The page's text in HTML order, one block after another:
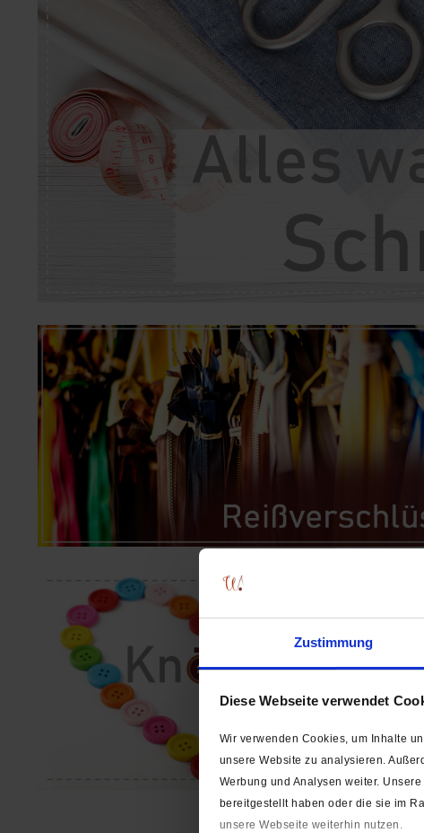
Zustimmung
Diese Webseite verwendet
Wir verwenden Cookies, um Inhalte
unsere Website zu analysieren.
Werbung und Analysen weiter.
bereitgestellt haben oder die sie im
unsere Webseite weiterhin nutzen.